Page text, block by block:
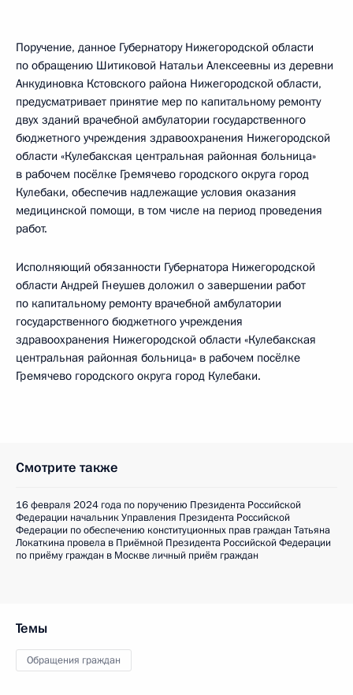
Поручение, данное Губернатору Нижегородской области
по обращению Шитиковой Натальи Алексеевны из деревни
Анкудиновка Кстовского района Нижегородской области,
предусматривает принятие мер по капитальному ремонту
двух зданий врачебной амбулатории государственного
бюджетного учреждения здравоохранения Нижегородской
области «Кулебакская центральная районная больница»
в рабочем посёлке Гремячево городского округа город
Кулебаки, обеспечив надлежащие условия оказания
медицинской помощи, в том числе на период проведения
работ.
Исполняющий обязанности Губернатора Нижегородской
области Андрей Гнеушев доложил о завершении работ
по капитальному ремонту врачебной амбулатории
государственного бюджетного учреждения
здравоохранения Нижегородской области «Кулебакская
центральная районная больница» в рабочем посёлке
Гремячево городского округа город Кулебаки.
Смотрите также
16 февраля 2024 года по поручению Президента Российской
Федерации начальник Управления Президента Российской
Федерации по обеспечению конституционных прав граждан Татьяна
Локаткина провела в Приёмной Президента Российской Федерации
по приёму граждан в Москве личный приём граждан
Темы
Обращения граждан